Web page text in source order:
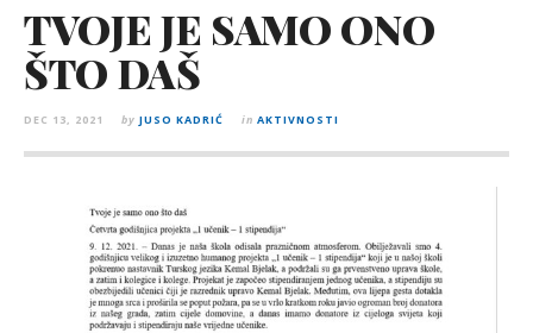
TVOJE JE SAMO ONO
ŠTO DAŠ
DEC 13, 2021 by JUSO KADRIĆ in AKTIVNOSTI